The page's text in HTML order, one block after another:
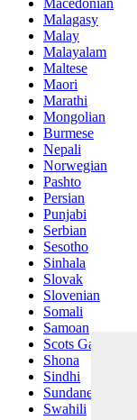
Macedonian
Malagasy
Malay
Malayalam
Maltese
Maori
Marathi
Mongolian
Burmese
Nepali
Norwegian
Pashto
Persian
Punjabi
Serbian
Sesotho
Sinhala
Slovak
Slovenian
Somali
Samoan
Scots Gaelic
Shona
Sindhi
Sundanese
Swahili